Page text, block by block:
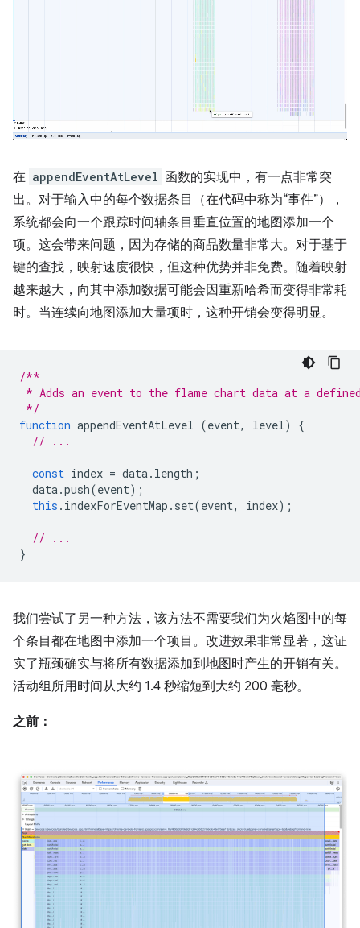
在 appendEventAtLevel 函数的实现中，有一点非常突
出。对于输入中的每个数据条目（在代码中称为“事件”），
系统都会向一个跟踪时间轴条目垂直位置的地图添加一个
项。这会带来问题，因为存储的商品数量非常大。对于基于
键的查找，映射速度很快，但这种优势并非免费。随着映射
越来越大，向其中添加数据可能会因重新哈希而变得非常耗
时。当连续向地图添加大量项时，这种开销会变得明显。
/**
* Adds an event to the flame chart data at a
*/
function appendEventAtLevel (event, level )
{
// ...
const index = data . length ;
data .push(event);
this . indexForEventMap . set(event, index);
// ...
}
我们尝试了另一种方法，该方法不需要我们为火焰图中的每
个条目都在地图中添加一个项目。改进效果非常显著，这证
实了瓶颈确实与将所有数据添加到地图时产生的开销有关。
活动组所用时间从大约 1.4 秒缩短到大约 200 毫秒。
之前：